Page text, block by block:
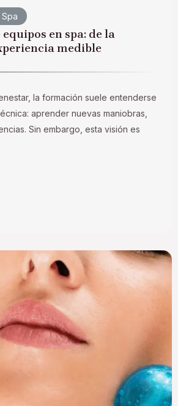
en spa: de la
medible
la formación suele entenderse
aprender nuevas maniobras,
Sin embargo, esta visión es